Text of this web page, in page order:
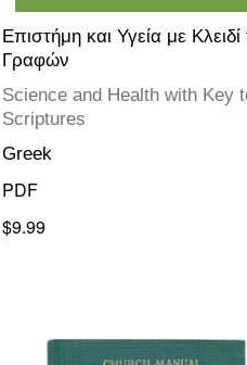
Επιστήμη και Υγεία με
Γραφών
Science and Health with Key
Scriptures
Greek
PDF
$9.99